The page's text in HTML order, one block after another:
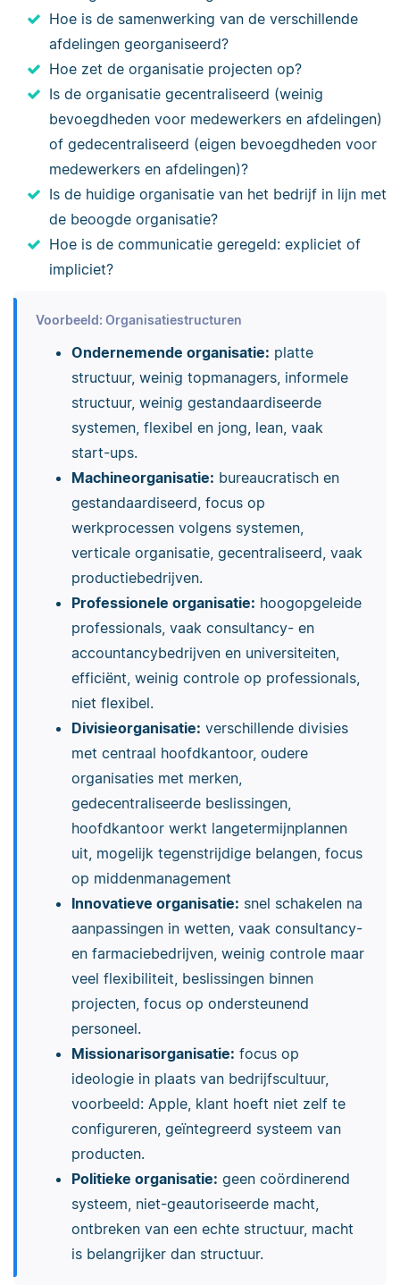
Hoe is de samenwerking van de verschillende
afdelingen georganiseerd?
Hoe zet de organisatie projecten op?
Is de organisatie gecentraliseerd (weinig
bevoegdheden voor medewerkers en afdelingen)
of gedecentraliseerd (eigen bevoegdheden voor
medewerkers en afdelingen)?
Is de huidige organisatie van het bedrijf in lijn met
de beoogde organisatie?
Hoe is de communicatie geregeld: expliciet of
impliciet?
Voorbeeld: Organisatiestructuren
Ondernemende organisatie: platte
structuur, weinig topmanagers, informele
structuur, weinig gestandaardiseerde
systemen, flexibel en jong, lean, vaak
start-ups.
Machineorganisatie: bureaucratisch en
gestandaardiseerd, focus op
werkprocessen volgens systemen,
verticale organisatie, gecentraliseerd, vaak
productiebedrijven.
Professionele organisatie: hoogopgeleide
professionals, vaak consultancy- en
accountancybedrijven en universiteiten,
efficiënt, weinig controle op professionals,
niet flexibel.
Divisieorganisatie: verschillende divisies
met centraal hoofdkantoor, oudere
organisaties met merken,
gedecentraliseerde beslissingen,
hoofdkantoor werkt langetermijnplannen
uit, mogelijk tegenstrijdige belangen, focus
op middenmanagement
Innovatieve organisatie: snel schakelen na
aanpassingen in wetten, vaak consultancy-
en farmaciebedrijven, weinig controle maar
veel flexibiliteit, beslissingen binnen
projecten, focus op ondersteunend
personeel.
Missionarisorganisatie: focus op
ideologie in plaats van bedrijfscultuur,
voorbeeld: Apple, klant hoeft niet zelf te
configureren, geïntegreerd systeem van
producten.
Politieke organisatie: geen coördinerend
systeem, niet-geautoriseerde macht,
ontbreken van een echte structuur, macht
is belangrijker dan structuur.